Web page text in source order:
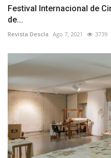
Festival Internacional de
de...
Revista Descla Ago 7, 2021 3739